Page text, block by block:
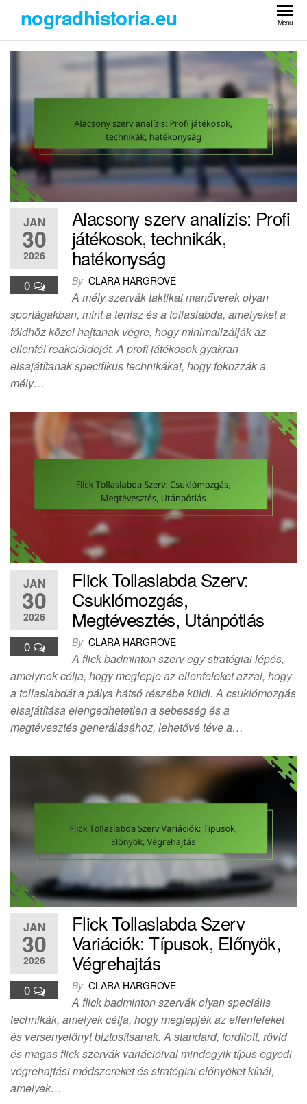
the
nogradhistoria.eu Menu
JAN
30
2026
0
Alacsony szerv analízis: Profi
játékosok, technikák,
hatékonyság
By CLARA HARGROVE
A mély szervák taktikai manőverek olyan
sportágakban, mint a tenisz és a tollaslabda, amelyeket a
földhöz közel hajtanak végre, hogy minimalizálják az
ellenfél reakcióidejét. A profi játékosok gyakran
elsajátítanak specifikus technikákat, hogy fokozzák a
mély…
JAN
30
2026
0
Flick Tollaslabda Szerv:
Csuklómozgás,
Megtévesztés, Utánpótlás
By CLARA HARGROVE
A flick badminton szerv egy stratégiai lépés,
amelynek célja, hogy meglepje az ellenfeleket azzal, hogy
a tollaslabdát a pálya hátsó részébe küldi. A csuklómozgás
elsajátítása elengedhetetlen a sebesség és a
megtévesztés generálásához, lehetővé téve a…
JAN
30
2026
0
Flick Tollaslabda Szerv
Variációk: Típusok, Előnyök,
Végrehajtás
By CLARA HARGROVE
A flick badminton szervák olyan speciális
technikák, amelyek célja, hogy meglepjék az ellenfeleket
és versenyelőnyt biztosítsanak. A standard, fordított, rövid
és magas flick szervák variációival mindegyik típus egyedi
végrehajtási módszereket és stratégiai előnyöket kínál,
amelyek…